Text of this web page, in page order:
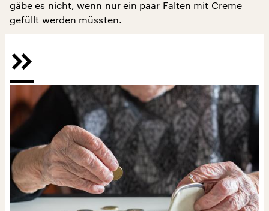
gäbe es nicht, wenn nur ein paar Falten mit Creme
gefüllt werden müssten.